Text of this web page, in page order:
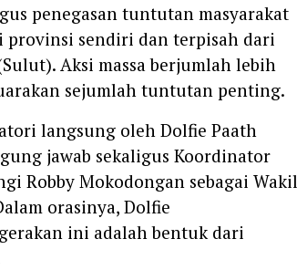
penegasan tuntutan masyarakat
provinsi sendiri dan terpisah dari
Aksi massa berjumlah lebih
sejumlah tuntutan penting.
langsung oleh Dolfie Paath
jawab sekaligus Koordinator
Robby Mokodongan sebagai Wakil
orasinya, Dolfie
ini adalah bentuk dari